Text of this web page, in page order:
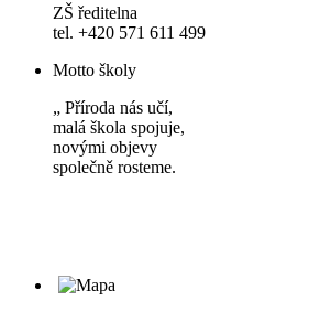
ZŠ ředitelna
tel. +420 571 611 499
Motto školy
„ Příroda nás učí,
malá škola spojuje,
novými objevy
společně rosteme.